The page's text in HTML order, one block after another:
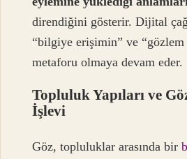
direndiğini gösterir. Dijital
“bilgiye erişimin” ve “gözlem
metaforu olmaya devam eder.
Topluluk Yapıları ve
İşlevi
Göz, topluluklar arasında bir